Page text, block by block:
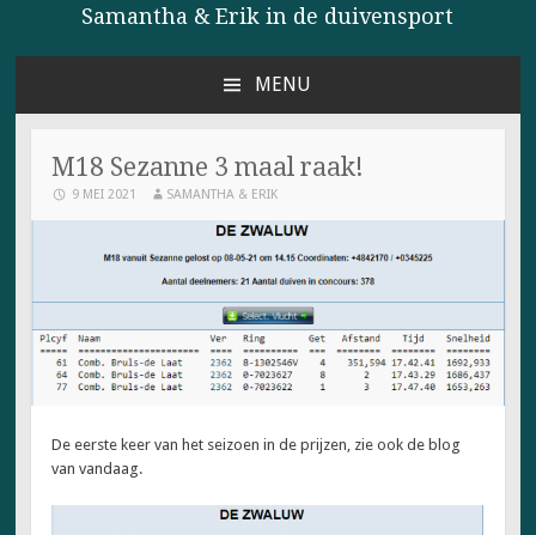
Samantha & Erik in de duivensport
MENU
INHOUD
SPRINGEN
M18 Sezanne 3 maal raak!
9 MEI 2021 SAMANTHA & ERIK
De eerste keer van het seizoen in de prijzen, zie ook de blog
van vandaag.